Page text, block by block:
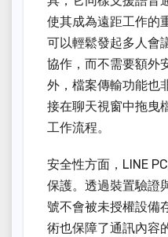
使其成為遠距工作的
可以輕鬆發起多人會
協作，而不需要額外
外，檔案傳輸功能也
接在聊天視窗中拖曳
工作流程。
安全性方面，LINE
保護。透過裝置驗證
號不會被未授權設備
術也保障了通訊內容